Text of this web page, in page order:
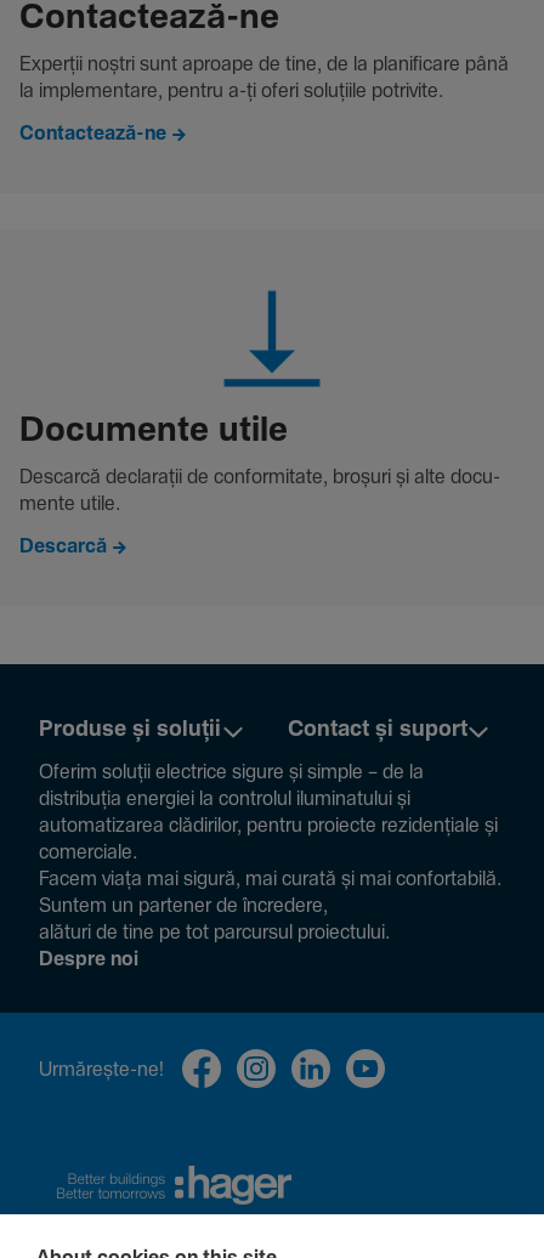
Contac­tează-ne
Experții noștri sunt aproape de tine, de la plani­fi­care până
la imple­men­tare, pentru a-ți oferi solu­țiile potri­vite.
Contactează-ne
Docu­mente utile
Descarcă decla­rații de conformitate, broșuri și alte docu­
mente utile.
Descarcă
Produse și soluții Contact și suport
Oferim soluții electrice sigure și simple – de la
distribuția energiei la controlul ilumi­na­tului și
auto­ma­ti­zarea clădi­rilor, pentru proiecte rezi­den­țiale și
comer­ciale.
Facem viața mai sigură, mai curată și mai confor­ta­bilă.
Suntem un partener de încre­dere,
alături de tine pe tot parcursul proiec­tului.
Despre noi
Urmă­rește-ne!